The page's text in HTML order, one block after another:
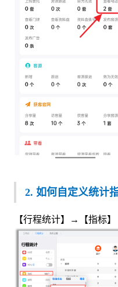
2. 如何自定义统计
【行程统计】→【指标】